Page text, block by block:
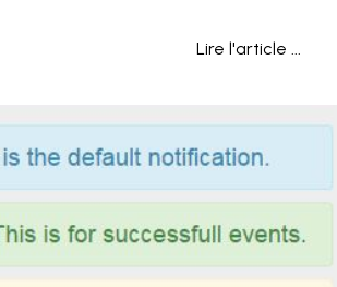
Lire l'article ...